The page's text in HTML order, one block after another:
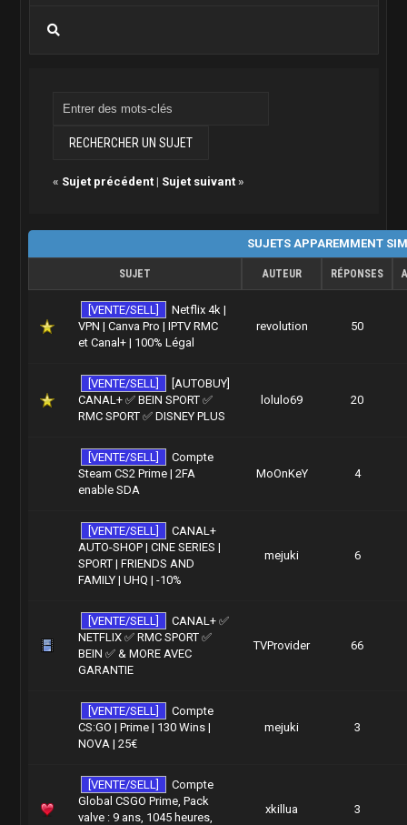
« Sujet précédent| Sujet suivant»
SUJETS APPAREMMENT
SUJET AUTEUR RÉPONSES
[VENTE/SELL]
Netflix 4k |
VPN | Canva Pro | IPTV RMC
et Canal+ | 100% Légal
revolution 50
[VENTE/SELL]
[AUTOBUY]
CANAL+ ✅ BEIN SPORT ✅
RMC SPORT ✅ DISNEY PLUS
lolulo69 20
[VENTE/SELL]
Compte
Steam CS2 Prime | 2FA
enable SDA
MoOnKeY 4
[VENTE/SELL]
CANAL+
AUTO-SHOP | CINE SERIES |
SPORT | FRIENDS AND
FAMILY | UHQ | -10%
mejuki 6
[VENTE/SELL]
CANAL+ ✅
NETFLIX ✅ RMC SPORT ✅
BEIN ✅ & MORE AVEC
GARANTIE
TVProvider 66
[VENTE/SELL]
Compte
CS:GO | Prime | 130 Wins |
NOVA | 25€
mejuki 3
[VENTE/SELL]
Compte
Global CSGO Prime, Pack
valve : 9 ans, 1045 heures,
xkillua 3